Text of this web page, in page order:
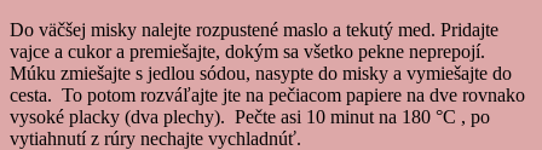
Do väčšej misky nalejte rozpustené maslo a tekutý med. Pridajte
vajce a cukor a premiešajte, dokým sa všetko pekne neprepojí.
Múku zmiešajte s jedlou sódou, nasypte do misky a vymiešajte do
cesta. To potom rozváľajte jte na pečiacom papiere na dve rovnako
vysoké placky (dva plechy). Pečte asi 10 minut na 180 °C , po
vytiahnutí z rúry nechajte vychladnúť.